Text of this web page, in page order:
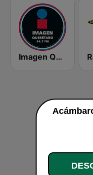
Imagen Querétaro 94.7 FM